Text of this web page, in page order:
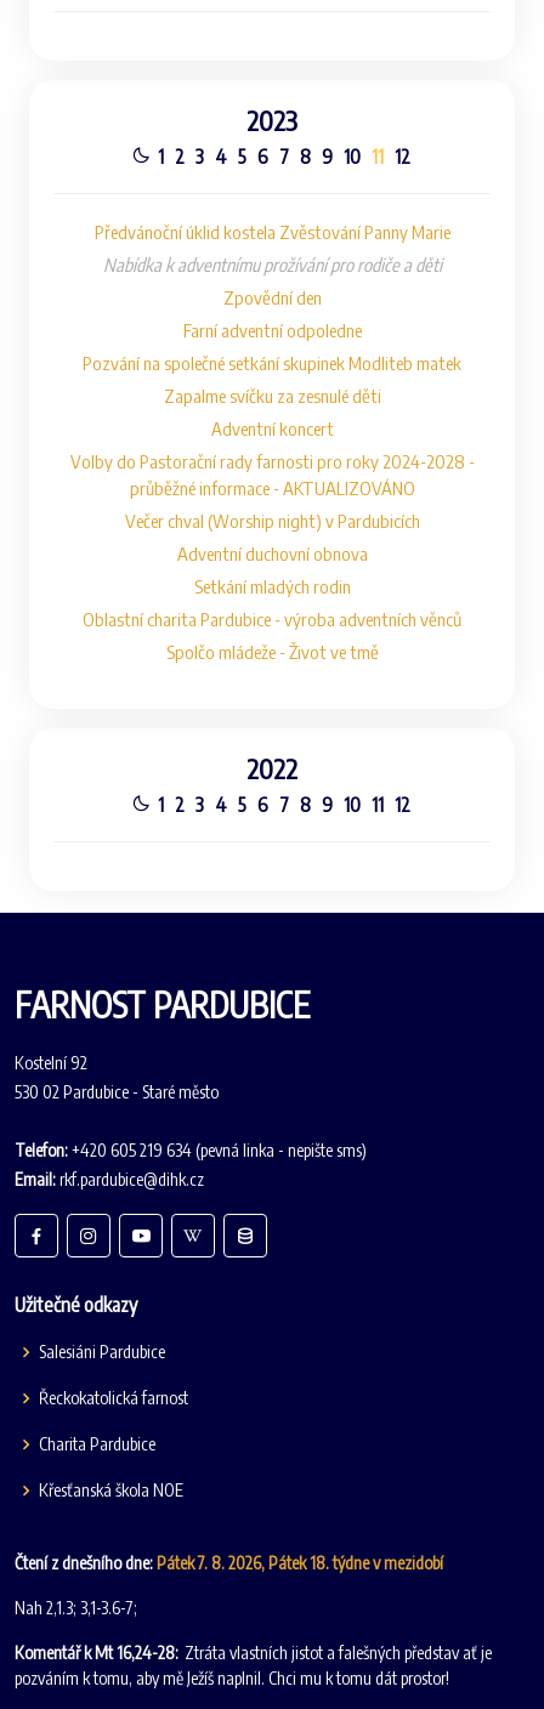
2023
1 2 3 4 5 6 7 8 9 10 11 12
Předvánoční úklid kostela Zvěstování Panny Marie
Nabídka k adventnímu prožívání pro rodiče a děti
Zpovědní den
Farní adventní odpoledne
Pozvání na společné setkání skupinek Modliteb matek
Zapalme svíčku za zesnulé děti
Adventní koncert
Volby do Pastorační rady farnosti pro roky 2024-2028 -
průběžné informace - AKTUALIZOVÁNO
Večer chval (Worship night) v Pardubicích
Adventní duchovní obnova
Setkání mladých rodin
Oblastní charita Pardubice - výroba adventních věnců
Spolčo mládeže - Život ve tmě
2022
1 2 3 4 5 6 7 8 9 10 11 12
FARNOST PARDUBICE
Kostelní 92
530 02 Pardubice - Staré město
Telefon:+420 605 219 634 (pevná linka - nepište sms)
Email:rkf.pardubice@dihk.cz
Užitečné odkazy
Salesiáni Pardubice
Řeckokatolická farnost
Charita Pardubice
Křesťanská škola NOE
Čtení z dnešního dne: Pátek 7. 8. 2026, Pátek 18. týdne v mezidobí
Nah 2,1.3; 3,1-3.6-7;
Komentář k Mt 16,24-28: Ztráta vlastních jistot a falešných představ ať je
pozváním k tomu, aby mě Ježíš naplnil. Chci mu k tomu dát prostor!